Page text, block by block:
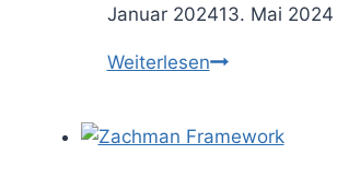
Januar 202413. Mai 2024
WeiterlesenAchtung
die